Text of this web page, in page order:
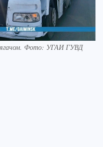
Фото: УГАИ ГУВД